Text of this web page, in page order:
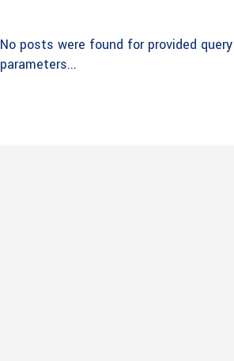
No posts were found for provided query
parameters...